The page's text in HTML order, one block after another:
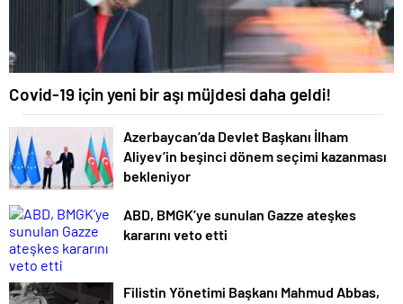
Covid-19 için yeni bir aşı müjdesi daha geldi!
Azerbaycan’da Devlet Başkanı İlham
Aliyev’in beşinci dönem seçimi kazanması
bekleniyor
ABD, BMGK’ye sunulan Gazze ateşkes
kararını veto etti
Filistin Yönetimi Başkanı Mahmud Abbas,